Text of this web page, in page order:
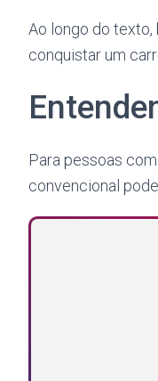
Ao longo do
conquistar um
Para pessoas
convencional